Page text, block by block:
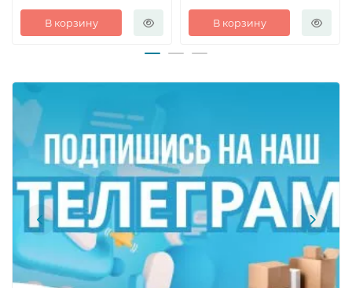
В корзину В корзину